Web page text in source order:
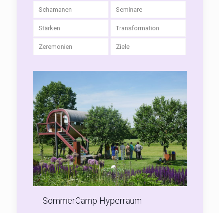
Schamanen Seminare
Stärken Transformation
Zeremonien Ziele
SommerCamp Hyperraum